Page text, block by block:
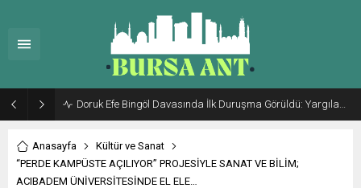
Doruk Efe Bingöl Davasında İlk Duruşma Görüldü: Yargılama 20 Ekim 2026’ya Ertelendi
Anasayfa
Kültür ve Sanat
“PERDE KAMPÜSTE AÇILIYOR” PROJESİYLE SANAT VE BİLİM;
ACIBADEM ÜNİVERSİTESİNDE EL ELE…